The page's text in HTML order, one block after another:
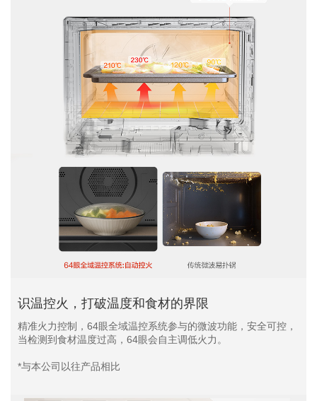
识温控火，打破温度和食材的界限
精准火力控制，64眼全域温控系统参与的微波功能，安全可控，
当检测到食材温度过高，64眼会自主调低火力。
*与本公司以往产品相比